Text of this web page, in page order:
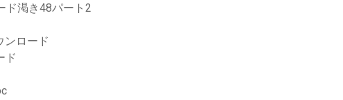
ド渇き48パート2
ンロード
ド